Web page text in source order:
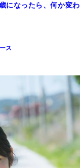
になったら、何か変わ
ス